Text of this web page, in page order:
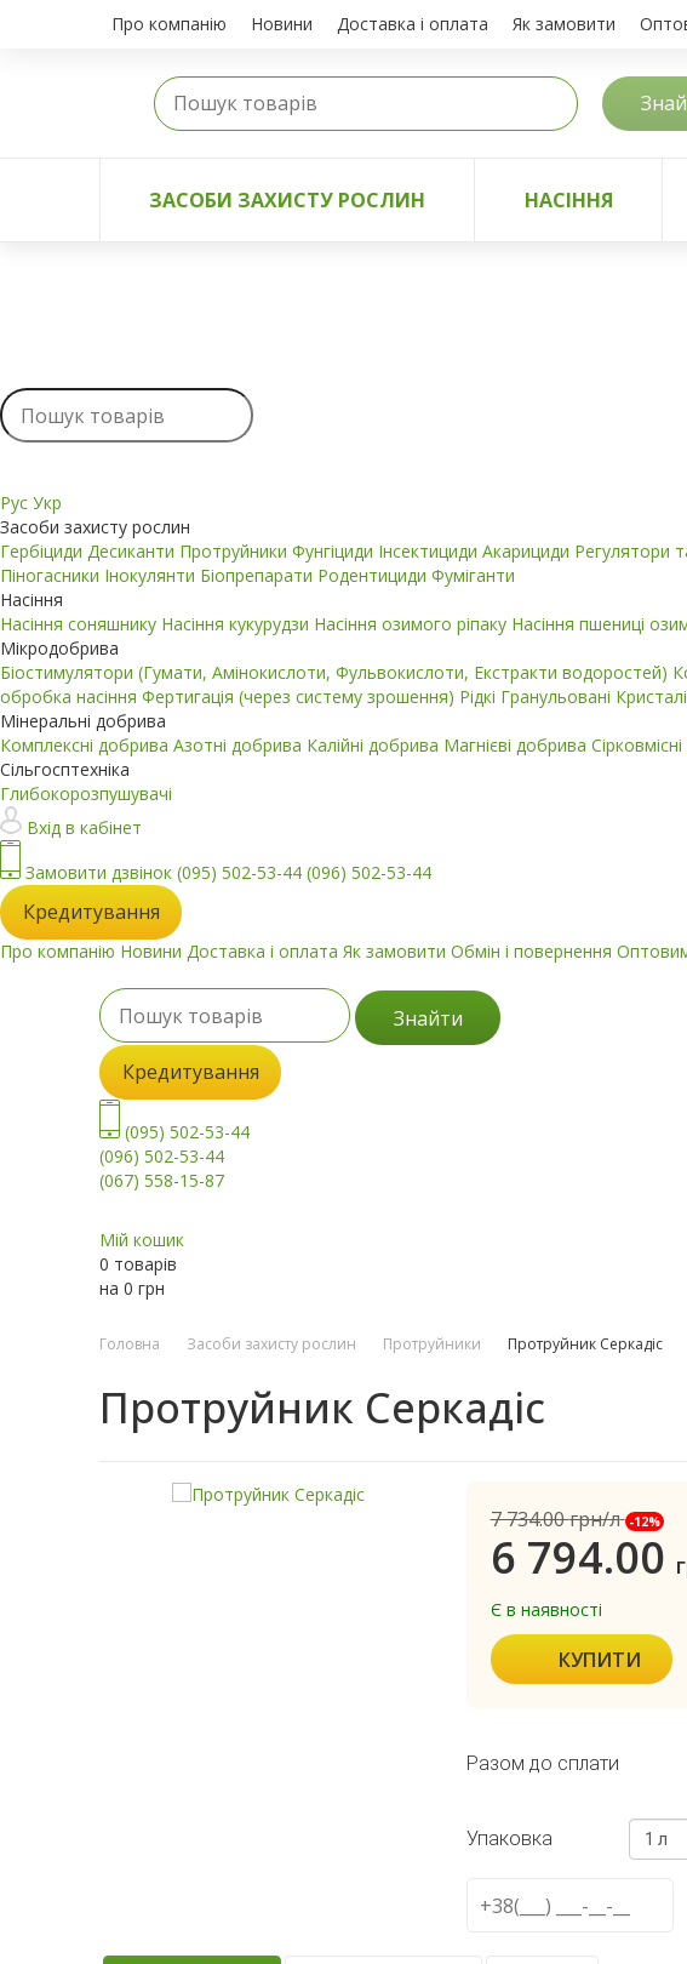
Про компанію Новини Доставка і оплата Як замовити
ЗАСОБИ ЗАХИСТУ РОСЛИН НАСІННЯ
Рус Укр
Засоби захисту рослин
Гербіциди Десиканти Протруйники Фунгіциди Інсектициди Акарициди Регулятори
Піногасники Інокулянти Біопрепарати Родентициди Фуміганти
Насіння
Насіння соняшнику Насіння кукурудзи Насіння озимого ріпаку Насіння пшениці
Мікродобрива
Біостимулятори (Гумати, Амінокислоти, Фульвокислоти, Екстракти водоростей)
обробка насіння Фертигація (через систему зрошення) Рідкі Гранульовані
Мінеральні добрива
Комплексні добрива Азотні добрива Калійні добрива Магнієві добрива
Сільгосптехніка
Глибокорозпушувачі
Вхід в кабінет
Замовити дзвінок (095) 502-53-44 (096) 502-53-44
Кредитування
Про компанію Новини Доставка і оплата Як замовити Обмін і повернення
Знайти
Кредитування
(095) 502-53-44
(096) 502-53-44
(067) 558-15-87
Мій кошик
0 товарів
на 0 грн
Головна Засоби захисту рослин Протруйники Протруйник Серкадіс
Протруйник Серкадіс
7 734.00грн/л -12%
6 794.00
Є в наявності
КУПИТИ
Разом до сплати
Упаковка 1 л